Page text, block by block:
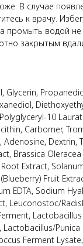
В случае
к врачу.
промыть водой
закрытым
Glycerin,
10
Carbomer,
Dextrin,
Brassica
Extract,
Fruit
EDTA, Sodium
Leuconostoc/
Ferment